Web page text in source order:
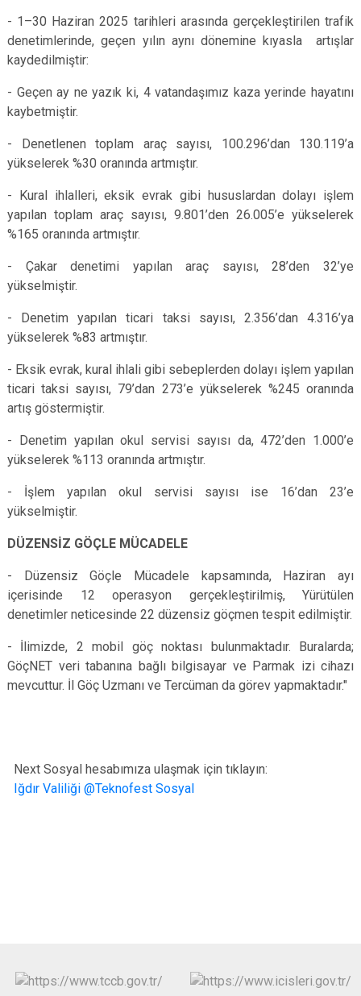
- 1–30 Haziran 2025 tarihleri arasında gerçekleştirilen trafik
denetimlerinde, geçen yılın aynı dönemine kıyasla artışlar
kaydedilmiştir:
- Geçen ay ne yazık ki, 4 vatandaşımız kaza yerinde hayatını
kaybetmiştir.
- Denetlenen toplam araç sayısı, 100.296’dan 130.119’a
yükselerek %30 oranında artmıştır.
- Kural ihlalleri, eksik evrak gibi hususlardan dolayı işlem
yapılan toplam araç sayısı, 9.801’den 26.005’e yükselerek
%165 oranında artmıştır.
- Çakar denetimi yapılan araç sayısı, 28’den 32’ye
yükselmiştir.
- Denetim yapılan ticari taksi sayısı, 2.356’dan 4.316’ya
yükselerek %83 artmıştır.
- Eksik evrak, kural ihlali gibi sebeplerden dolayı işlem yapılan
ticari taksi sayısı, 79’dan 273’e yükselerek %245 oranında
artış göstermiştir.
- Denetim yapılan okul servisi sayısı da, 472’den 1.000’e
yükselerek %113 oranında artmıştır.
- İşlem yapılan okul servisi sayısı ise 16’dan 23’e
yükselmiştir.
DÜZENSİZ GÖÇLE MÜCADELE
- Düzensiz Göçle Mücadele kapsamında, Haziran ayı
içerisinde 12 operasyon gerçekleştirilmiş, Yürütülen
denetimler neticesinde 22 düzensiz göçmen tespit edilmiştir.
- İlimizde, 2 mobil göç noktası bulunmaktadır. Buralarda;
GöçNET veri tabanına bağlı bilgisayar ve Parmak izi cihazı
mevcuttur. İl Göç Uzmanı ve Tercüman da görev yapmaktadır."
Next Sosyal hesabımıza ulaşmak için tıklayın:
Iğdır Valiliği @Teknofest Sosyal